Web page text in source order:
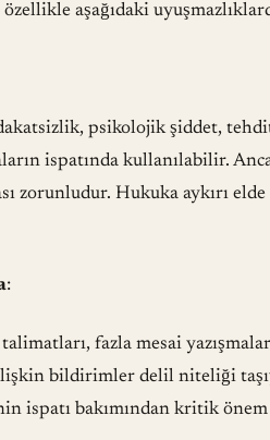
aşağıdaki
psikolojik şiddet,
ispatında kullanılabilir.
zorunludur. Hukuka aykırı
:
fazla mesai
bildirimler delil niteliği
ispatı bakımından kritik önem